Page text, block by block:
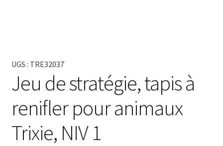
UGS : TRE32037
Jeu de stratégie, tapis à
renifler pour animaux
Trixie, NIV 1